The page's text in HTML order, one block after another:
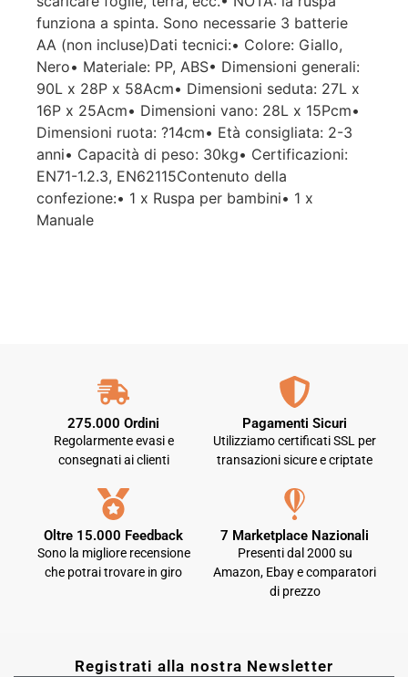
funziona a spinta. Sono necessarie 3 batterie
AA (non incluse)Dati tecnici:• Colore: Giallo,
Nero• Materiale: PP, ABS• Dimensioni generali:
90L x 28P x 58Acm• Dimensioni seduta: 27L x
16P x 25Acm• Dimensioni vano: 28L x 15Pcm•
Dimensioni ruota: ?14cm• Età consigliata: 2-3
anni• Capacità di peso: 30kg• Certificazioni:
EN71-1.2.3, EN62115Contenuto della
confezione:• 1 x Ruspa per bambini• 1 x
Manuale
275.000 Ordini
Regolarmente evasi e
consegnati ai clienti
Pagamenti Sicuri
Utilizziamo certificati SSL per
transazioni sicure e criptate
Oltre 15.000 Feedback
Sono la migliore recensione
che potrai trovare in giro
7 Marketplace Nazionali
Presenti dal 2000 su
Amazon, Ebay e comparatori
di prezzo
Registrati alla nostra Newsletter